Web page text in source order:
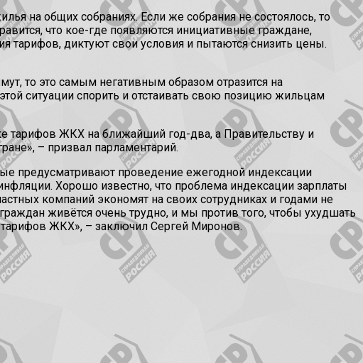
на общих собраниях. Если же собрания не состоялось, то
что кое-где появляются инициативные граждане,
диктуют свои условия и пытаются снизить цены.
то это самым негативным образом отразится на
ситуации спорить и отстаивать свою позицию жильцам
тарифов ЖКХ на ближайший год-два, а Правительству и
– призвал парламентарий.
предусматривают проведение ежегодной индексации
Хорошо известно, что проблема индексации зарплаты
компаний экономят на своих сотрудниках и годами не
живётся очень трудно, и мы против того, чтобы ухудшать
тарифов ЖКХ», – заключил Сергей Миронов.